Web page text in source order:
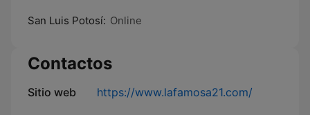
San Luis Potosí: Online
Contactos
Sitio web https://www.lafamosa21.com/